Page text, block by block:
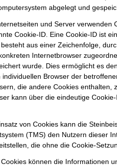
abgelegt und
und Server verwenden
Cookie-ID. Eine Cookie-ID ist
aus einer Zeichenfolge,
Internetbrowser
wurde. Dies ermöglicht es
individuellen Browser der
die andere Cookies enthalten,
kann über die eindeutige
von Cookies kann die
(TMS) den Nutzern dieser
die ohne die Cookie-
können die Informationen